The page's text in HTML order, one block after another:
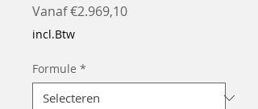
Vanaf€2.969,10Verkoopprijs
incl.Btw
Formule *